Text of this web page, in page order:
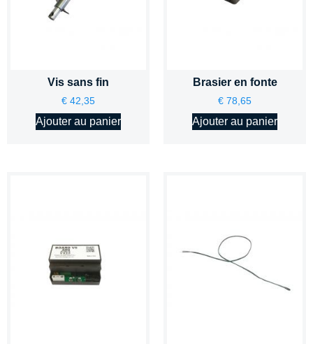
Vis sans fin
€ 42,35
Ajouter au panier
Brasier en fonte
€ 78,65
Ajouter au panier